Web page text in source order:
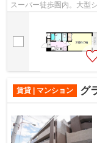
スーパー徒歩圏内。大型
賃貸 | マンション グ